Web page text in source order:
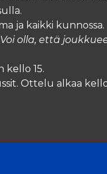
ja kaikki kunnossa.
olla, että
kello 15.
Ottelu alkaa